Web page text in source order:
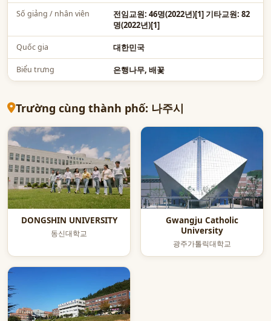
Số giảng / nhân viên
전임교원: 46명(2022년)[1] 기타교원: 82
명(2022년)[1]
Quốc gia 대한민국
Biểu trưng 은행나무, 배꽃
Trường cùng thành phố: 나주시
DONGSHIN UNIVERSITY
동신대학교
Gwangju Catholic
University
광주가톨릭대학교